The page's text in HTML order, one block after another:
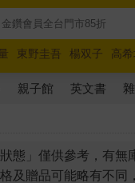
東野圭吾 楊双子 高
奧德賽 路邊攤新作 馬
親子館 英文書
態」僅供參考，有無
及贈品可能略有不同